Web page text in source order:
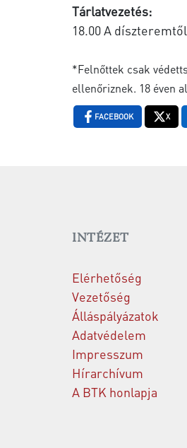
Tárlatvezetés:
18.00 A
*Felnőttek csak
ellenőriznek. 18 éven
FACEBOOK X
INTÉZET
Elérhetőség
Vezetőség
Álláspályázatok
Adatvédelem
Impresszum
Hírarchívum
A BTK honlapja